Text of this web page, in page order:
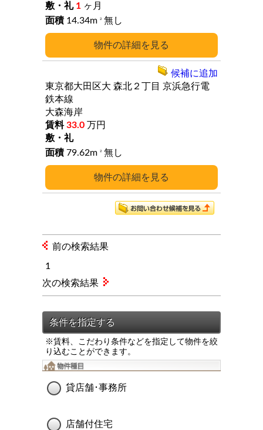
詳細
1 ヶ月
14.34m
2 無し
詳細
東京都大田区大 森北２丁目 京浜急行電
鉄本線
大森海岸
33.0 万円
79.62m 2 無し
候補に追加
前の検索結果
1
※賃料、こだわり条件などを指定して物件を絞
り込むことができます。
貸店舗･事務所
店舗付住宅